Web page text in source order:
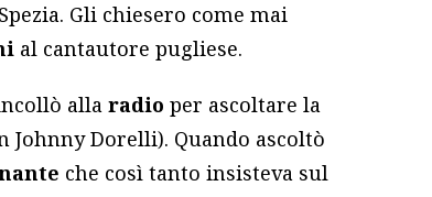
Gli chiesero come mai
al cantautore pugliese.
allaradio per ascoltare la
Johnny Dorelli). Quando ascoltò
che così tanto insisteva sul